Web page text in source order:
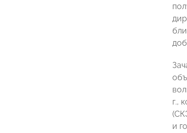
г.,
и